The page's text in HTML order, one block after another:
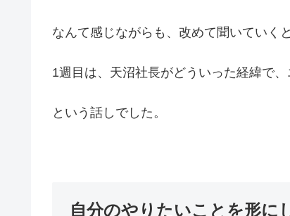
なんて感じながらも、改めて聞いていく
1週目は、天沼社長がどういった経緯で
という話しでした。
自分のやりたいことを形に